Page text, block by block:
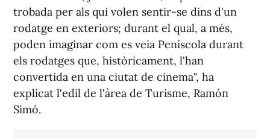
trobada per als qui volen sentir-se dins d'un
rodatge en exteriors; durant el qual, a més,
poden imaginar com es veia Peníscola durant
els rodatges que, històricament, l'han
convertida en una ciutat de cinema", ha
explicat l'edil de l'àrea de Turisme, Ramón
Simó.